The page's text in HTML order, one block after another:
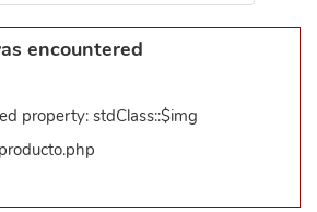
encountered
property: stdClass::$img